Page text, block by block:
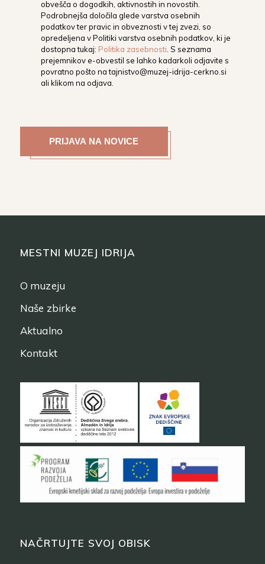
obvešča o dogodkih, aktivnostih in novostih.
Podrobnejša določila glede varstva osebnih
podatkov ter pravic in obveznosti v tej zvezi, so
opredeljena v Politiki varstva osebnih podatkov, ki je
dostopna tukaj: Politika zasebnosti. S seznama
prejemnikov e-obvestil se lahko kadarkoli odjavite s
povratno pošto natajnistvo@muzej-idrija-cerkno.si
ali klikom na odjava.
MESTNI MUZEJ IDRIJA
O muzeju
Naše zbirke
Aktualno
Kontakt
NAČRTUJTE SVOJ OBISK